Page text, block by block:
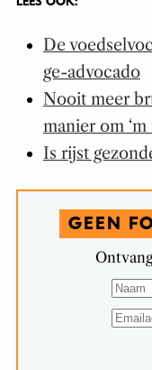
De
ge-advocado
Nooit meer
manier om
Is rijst
GEEN